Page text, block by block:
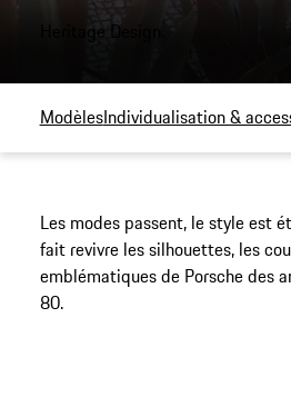
Heritage Design.
ModèlesIndividualisation &
Les modes passent, le style est
fait revivre les silhouettes, les
emblématiques de Porsche des
80.